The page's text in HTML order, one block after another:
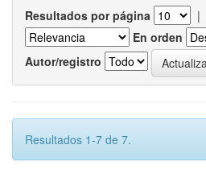
Resultados por página |
En orden
Autor/registro
Resultados 1-7 de 7.